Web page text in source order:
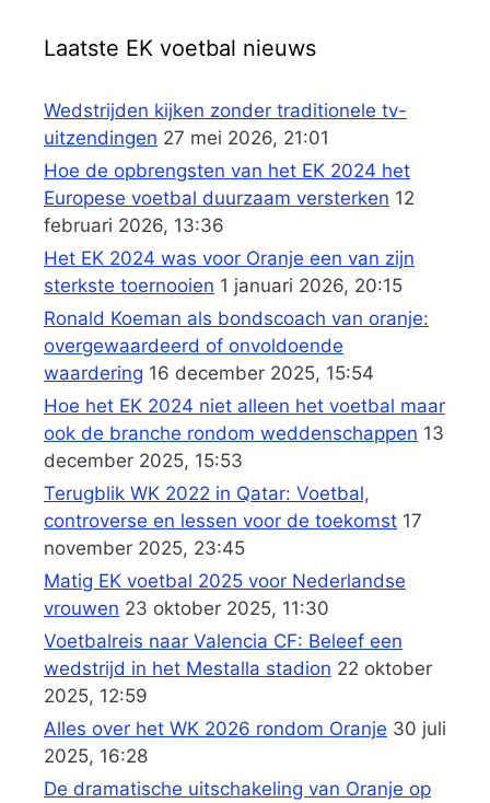
Laatste EK voetbal nieuws
Wedstrijden kijken zonder traditionele tv-
uitzendingen 27 mei 2026, 21:01
Hoe de opbrengsten van het EK 2024 het
Europese voetbal duurzaam versterken 12
februari 2026, 13:36
Het EK 2024 was voor Oranje een van zijn
sterkste toernooien 1 januari 2026, 20:15
Ronald Koeman als bondscoach van oranje:
overgewaardeerd of onvoldoende
waardering 16 december 2025, 15:54
Hoe het EK 2024 niet alleen het voetbal maar
ook de branche rondom weddenschappen 13
december 2025, 15:53
Terugblik WK 2022 in Qatar: Voetbal,
controverse en lessen voor de toekomst 17
november 2025, 23:45
Matig EK voetbal 2025 voor Nederlandse
vrouwen 23 oktober 2025, 11:30
Voetbalreis naar Valencia CF: Beleef een
wedstrijd in het Mestalla stadion 22 oktober
2025, 12:59
Alles over het WK 2026 rondom Oranje 30 juli
2025, 16:28
De dramatische uitschakeling van Oranje op